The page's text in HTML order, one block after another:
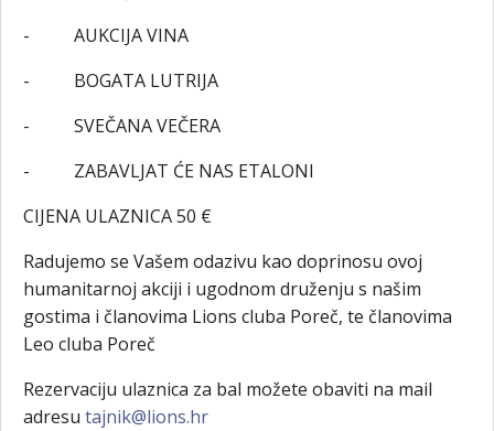
- AUKCIJA VINA
- BOGATA LUTRIJA
- SVEČANA VEČERA
- ZABAVLJAT ĆE NAS ETALONI
CIJENA ULAZNICA 50 €
Radujemo se Vašem odazivu kao doprinosu ovoj
humanitarnoj akciji i ugodnom druženju s našim
gostima i članovima Lions cluba Poreč, te članovima
Leo cluba Poreč
Rezervaciju ulaznica za bal možete obaviti na mail
adresu tajnik@lions.hr